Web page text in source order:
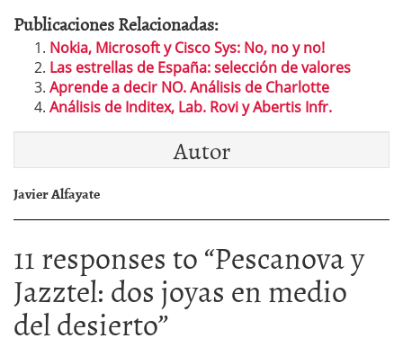
Publicaciones Relacionadas:
Nokia, Microsoft y Cisco Sys: No, no y no!
Las estrellas de España: selección de valores
Aprende a decir NO. Análisis de Charlotte
Análisis de Inditex, Lab. Rovi y Abertis Infr.
Autor
Javier Alfayate
11 responses to “Pescanova y
Jazztel: dos joyas en medio
del desierto”